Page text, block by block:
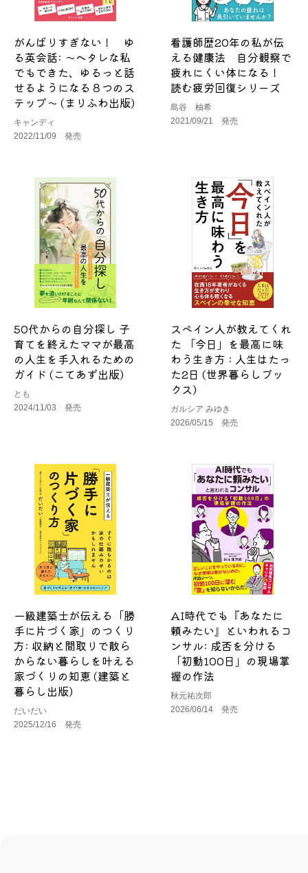
がんばりすぎない！ ゆ
る英会話: ～ヘタレな私
でもできた、ゆるっと話
せるようになる８つのス
テップ～ (まりふわ出版)
キャンディ
2022/11/09 発売
看護師歴20年の私が伝
える健康法 自分観察で
疲れにくい体になる！
読む疲労回復シリーズ
島谷 柚希
2021/09/21 発売
50代からの自分探し 子
育てを終えたママが最高
の人生を手入れるための
ガイド (こてあず出版)
とも
2024/11/03 発売
スペイン人が教えてくれ
た 「今日」を最高に味
わう生き方 : 人生はたっ
た2日 (世界暮らしブッ
クス)
ガルシア みゆき
2026/05/15 発売
一級建築士が伝える「勝
手に片づく家」のつくり
方: 収納と間取りで散ら
からない暮らしを叶える
家づくりの知恵 (建築と
暮らし出版)
だいだい
2025/12/16 発売
AI時代でも『あなたに
頼みたい』といわれるコ
ンサル: 成否を分ける
「初動100日」の現場掌
握の作法
秋元祐次郎
2026/06/14 発売